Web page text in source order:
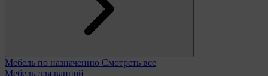
Мебель по назначению Смотреть все
Мебель для ванной